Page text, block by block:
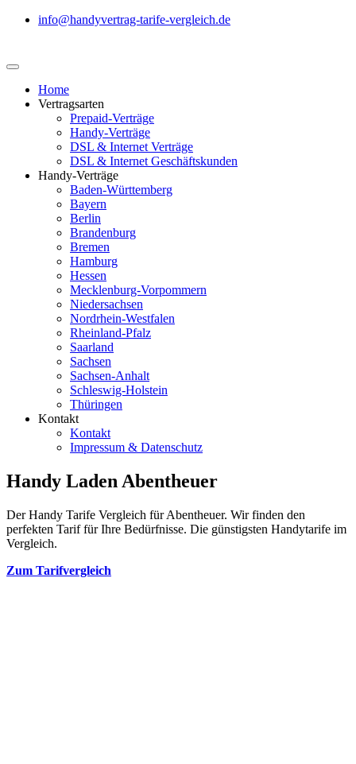
info@handyvertrag-tarife-vergleich.de
Home
Vertragsarten
Prepaid-Verträge
Handy-Verträge
DSL & Internet Verträge
DSL & Internet Geschäftskunden
Handy-Verträge
Baden-Württemberg
Bayern
Berlin
Brandenburg
Bremen
Hamburg
Hessen
Mecklenburg-Vorpommern
Niedersachsen
Nordrhein-Westfalen
Rheinland-Pfalz
Saarland
Sachsen
Sachsen-Anhalt
Schleswig-Holstein
Thüringen
Kontakt
Kontakt
Impressum & Datenschutz
Handy Laden Abentheuer
Der Handy Tarife Vergleich für Abentheuer. Wir finden den
perfekten Tarif für Ihre Bedürfnisse. Die günstigsten Handytarife im
Vergleich.
Zum Tarifvergleich